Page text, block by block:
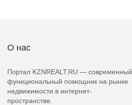
О нас
Портал KZNREALT.RU — современный
функциональный помощник на рынке
недвижимости в интернет-
пространстве.